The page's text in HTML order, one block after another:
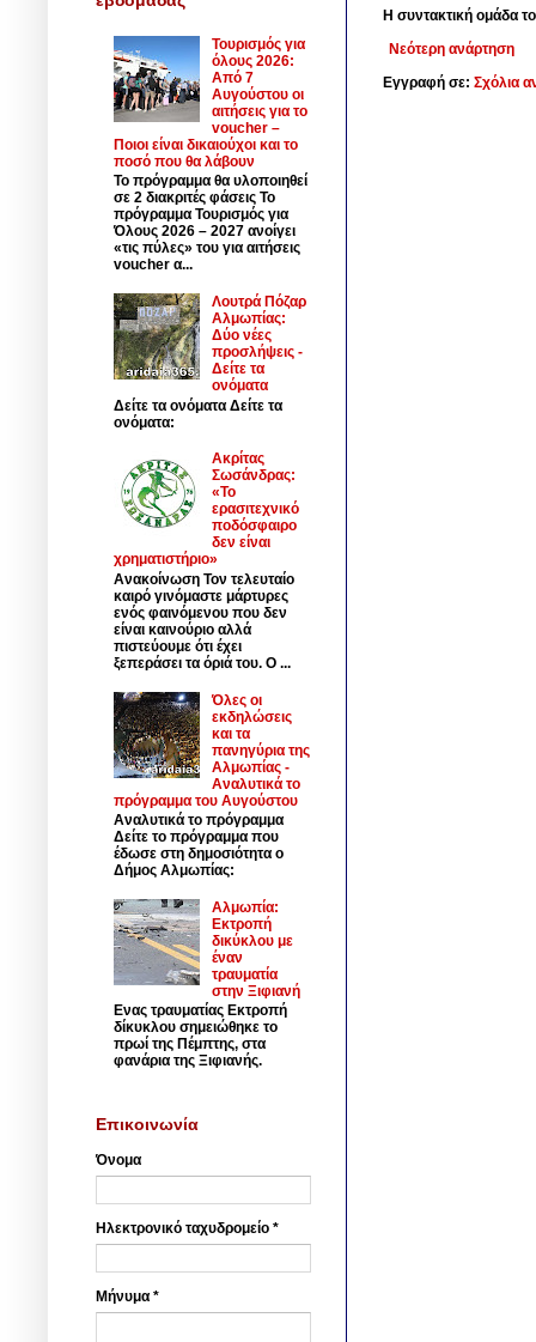
Η συντακτική ομάδα
Νεότερη ανάρτηση
Εγγραφή σε: Σχόλια
Τουρισμός για
όλους 2026:
Από 7
Αυγούστου οι
αιτήσεις για το
voucher –
Ποιοι είναι δικαιούχοι και το
ποσό που θα λάβουν
Το πρόγραμμα θα υλοποιηθεί
σε 2 διακριτές φάσεις Το
πρόγραμμα Τουρισμός για
Όλους 2026 – 2027 ανοίγει
«τις πύλες» του για αιτήσεις
voucher α...
Λουτρά Πόζαρ
Αλμωπίας:
Δύο νέες
προσλήψεις -
Δείτε τα
ονόματα
Δείτε τα ονόματα Δείτε τα
ονόματα:
Ακρίτας
Σωσάνδρας:
«Το
ερασιτεχνικό
ποδόσφαιρο
δεν είναι
χρηματιστήριο»
Ανακοίνωση Τον τελευταίο
καιρό γινόμαστε μάρτυρες
ενός φαινόμενου που δεν
είναι καινούριο αλλά
πιστεύουμε ότι έχει
ξεπεράσει τα όριά του. Ο ...
Όλες οι
εκδηλώσεις
και τα
πανηγύρια της
Αλμωπίας -
Αναλυτικά το
πρόγραμμα του Αυγούστου
Αναλυτικά το πρόγραμμα
Δείτε το πρόγραμμα που
έδωσε στη δημοσιότητα ο
Δήμος Αλμωπίας:
Αλμωπία:
Εκτροπή
δικύκλου με
έναν
τραυματία
στην Ξιφιανή
Ενας τραυματίας Εκτροπή
δίκυκλου σημειώθηκε το
πρωί της Πέμπτης, στα
φανάρια της Ξιφιανής.
Επικοινωνία
Όνομα
Ηλεκτρονικό ταχυδρομείο *
Μήνυμα *